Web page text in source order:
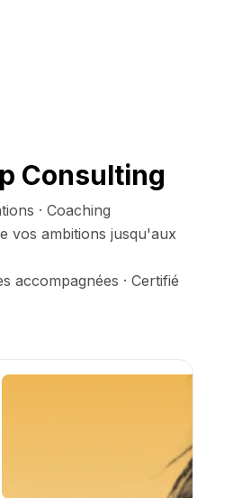
Consulting
· Coaching
vos ambitions jusqu'aux
accompagnées · Certifié